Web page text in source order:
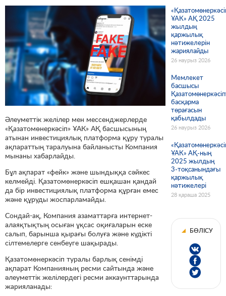
Әлеуметтік желілер мен мессенджерлерде
«Қазатомөнеркәсіп» ҰАК» АҚ басшысының
атынан инвестициялық платформа құру туралы
ақпараттың таралуына байланысты Компания
мынаны хабарлайды.
Бұл ақпарат «фейк» және шындыққа сәйкес
келмейді. Қазатомөнеркәсіп ешқашан қандай
да бір инвестициялық платформа құрған емес
және құруды жоспарламайды.
Сондай-ақ, Компания азаматтарға интернет-
алаяқтықтың осыған ұқсас оқиғаларын еске
салып, барынша қырағы болуға және күдікті
сілтемелерге сенбеуге шақырады.
Қазатомөнеркәсіп туралы барлық сенімді
ақпарат Компанияның ресми сайтында және
әлеуметтік желілердегі ресми аккаунттарында
жарияланады:
ҰАК» АҚ 2025
жылдың
қаржылық
нәтижелерін
жариялайды
26 наурыз 2026
Мемлекет
басшысы
басқарма
төрағасын
қабылдады
26 наурыз 2026
ҰАК» АҚ-ның
2025 жылдың
3-тоқсанындағы
қаржылық
нәтижелері
28 қараша 2025
БӨЛІСУ